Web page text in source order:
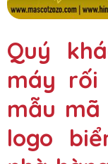
Quý
máy rối
mẫu
logo